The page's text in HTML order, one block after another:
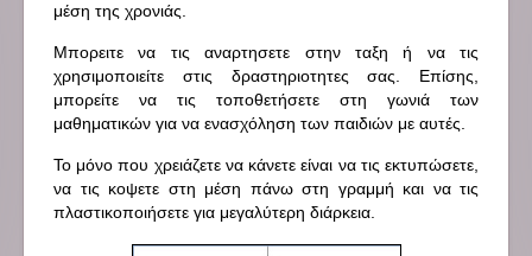
μέση της χρονιάς.
Μπορειτε να τις αναρτησετε στην ταξη ή να τις
χρησιμοποιείτε στις δραστηριοτητες σας. Επίσης,
μπορείτε να τις τοποθετήσετε στη γωνιά των
μαθηματικών για να ενασχόληση των παιδιών με αυτές.
Το μόνο που χρειάζετε να κάνετε είναι να τις εκτυπώσετε,
να τις κοψετε στη μέση πάνω στη γραμμή και να τις
πλαστικοποιήσετε για μεγαλύτερη διάρκεια.